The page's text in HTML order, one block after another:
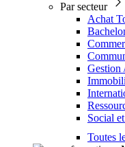
Par secteur
Achat
Gestion
Social
Toutes